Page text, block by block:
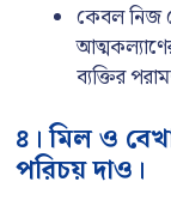
কেবল নিজ
ব্যক্তির
৪। মিল ও
পরিচয় দাও।